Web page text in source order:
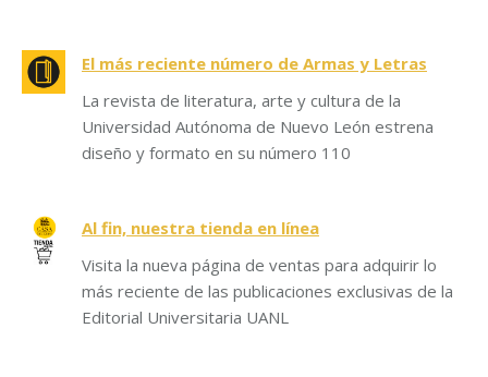
El más reciente número de Armas y Letras
La revista de literatura, arte y cultura de la
Universidad Autónoma de Nuevo León estrena
diseño y formato en su número 110
Al fin, nuestra tienda en línea
Visita la nueva página de ventas para adquirir lo
más reciente de las publicaciones exclusivas de la
Editorial Universitaria UANL